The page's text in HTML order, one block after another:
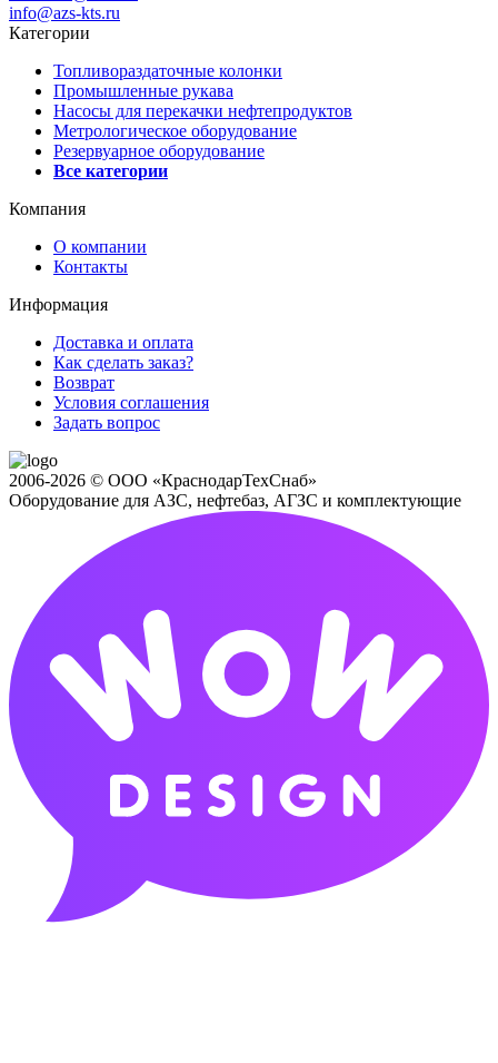
info@azs-kts.ru
Категории
Топливораздаточные колонки
Промышленные рукава
Насосы для перекачки нефтепродуктов
Метрологическое оборудование
Резервуарное оборудование
Все категории
Компания
О компании
Контакты
Информация
Доставка и оплата
Как сделать заказ?
Возврат
Условия соглашения
Задать вопрос
2006-2026 © ООО «КраснодарТехСнаб»
Оборудование для АЗС, нефтебаз, АГЗС и комплектующие